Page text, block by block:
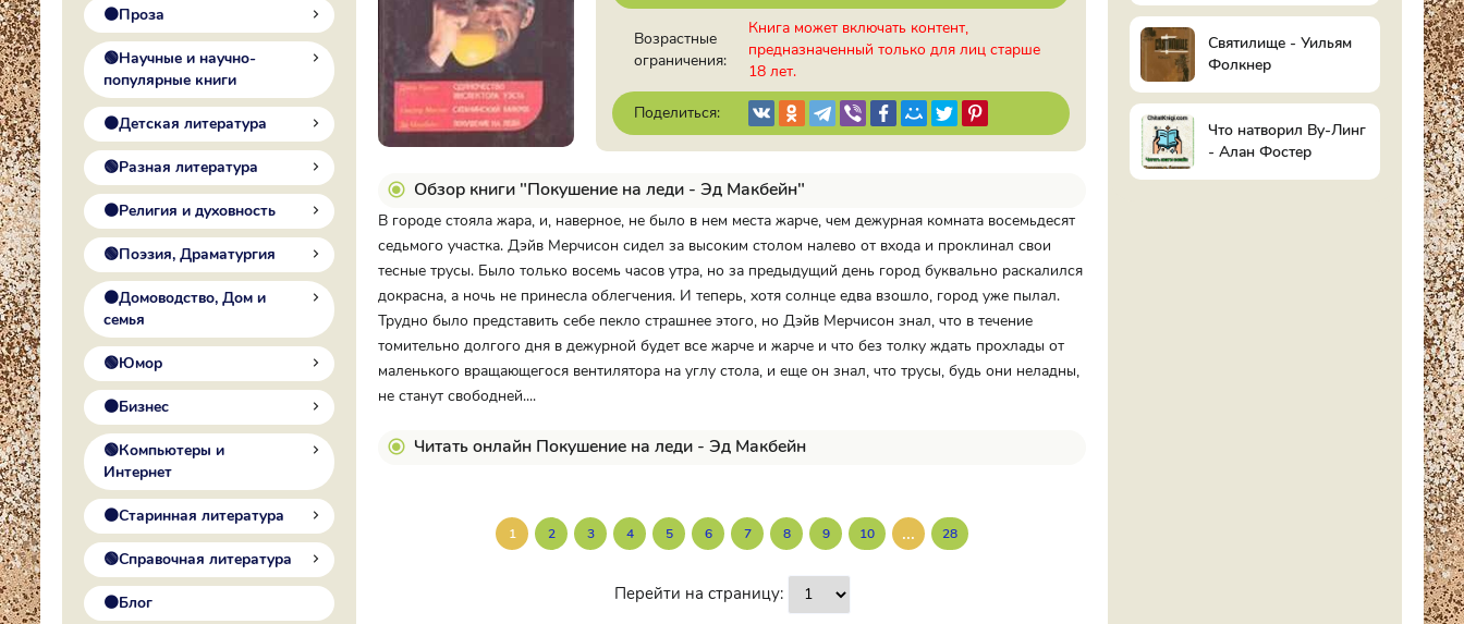
🟠Проза
🟢Научные и научно-
популярные книги
🟠Детская литература
🟢Разная литература
🟠Религия и духовность
🟢Поэзия, Драматургия
🟠Домоводство, Дом и
семья
🟢Юмор
🟠Бизнес
🟢Компьютеры и
Интернет
🟠Старинная литература
🟢Справочная литература
🟠Блог
Возрастные
ограничения:
Книга может включать контент,
предназначенный только для лиц старше
18 лет.
Поделиться:
Обзор книги "Покушение на леди - Эд Макбейн"
В городе стояла жара, и, наверное, не было в нем места жарче, чем дежурная комната восемьдесят
седьмого участка. Дэйв Мерчисон сидел за высоким столом налево от входа и проклинал свои
тесные трусы. Было только восемь часов утра, но за предыдущий день город буквально раскалился
докрасна, а ночь не принесла облегчения. И теперь, хотя солнце едва взошло, город уже пылал.
Трудно было представить себе пекло страшнее этого, но Дэйв Мерчисон знал, что в течение
томительно долгого дня в дежурной будет все жарче и жарче и что без толку ждать прохлады от
маленького вращающегося вентилятора на углу стола, и еще он знал, что трусы, будь они неладны,
не станут свободней....
Читать онлайн Покушение на леди - Эд Макбейн
1 2 3 4 5 6 7 8 9 10 ... 28
Перейти на страницу:
Святилище - Уильям
Фолкнер
Что натворил Ву-Линг
- Алан Фостер